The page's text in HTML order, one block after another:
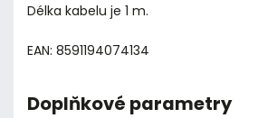
Délka kabelu je 1 m.
EAN: 8591194074134
Doplňkové parametry